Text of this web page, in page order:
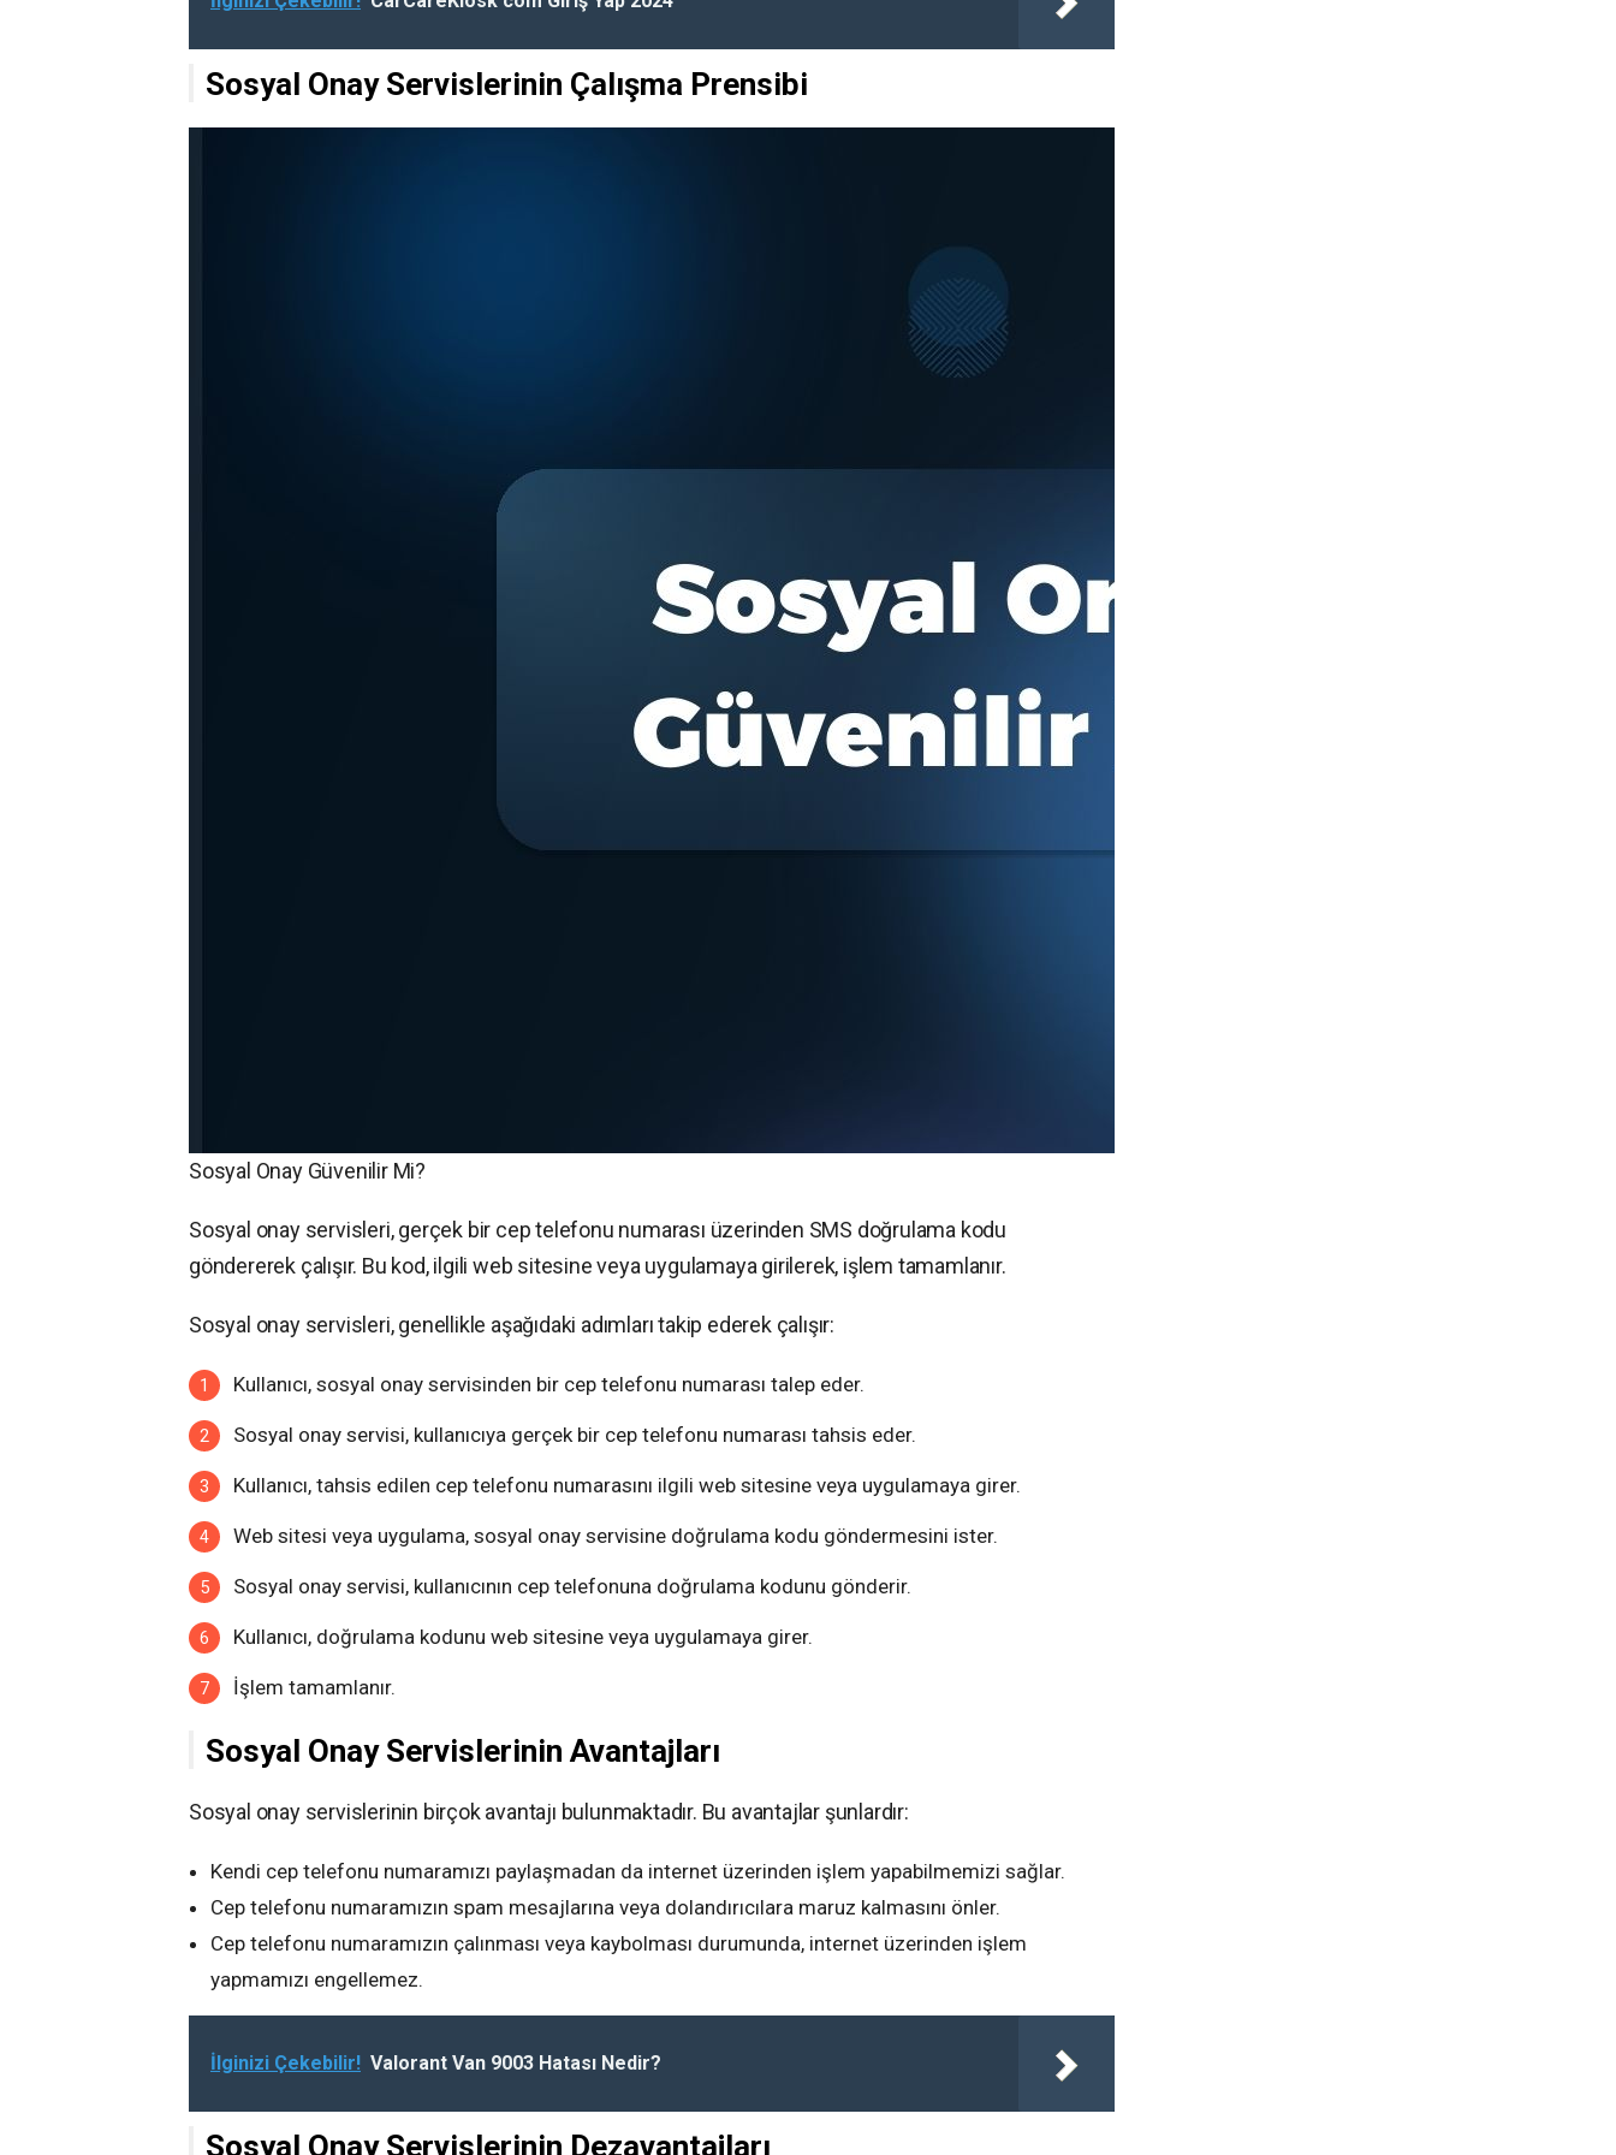
Sosyal Onay Servislerinin Çalışma Prensibi
Sosyal Onay Güvenilir Mi?
Sosyal onay servisleri, gerçek bir cep telefonu numarası üzerinden SMS doğrulama kodu
göndererek çalışır. Bu kod, ilgili web sitesine veya uygulamaya girilerek, işlem tamamlanır.
Sosyal onay servisleri, genellikle aşağıdaki adımları takip ederek çalışır:
Kullanıcı, sosyal onay servisinden bir cep telefonu numarası talep eder.
Sosyal onay servisi, kullanıcıya gerçek bir cep telefonu numarası tahsis eder.
Kullanıcı, tahsis edilen cep telefonu numarasını ilgili web sitesine veya uygulamaya girer.
Web sitesi veya uygulama, sosyal onay servisine doğrulama kodu göndermesini ister.
Sosyal onay servisi, kullanıcının cep telefonuna doğrulama kodunu gönderir.
Kullanıcı, doğrulama kodunu web sitesine veya uygulamaya girer.
İşlem tamamlanır.
Sosyal Onay Servislerinin Avantajları
Sosyal onay servislerinin birçok avantajı bulunmaktadır. Bu avantajlar şunlardır:
Kendi cep telefonu numaramızı paylaşmadan da internet üzerinden işlem yapabilmemizi sağlar.
Cep telefonu numaramızın spam mesajlarına veya dolandırıcılara maruz kalmasını önler.
Cep telefonu numaramızın çalınması veya kaybolması durumunda, internet üzerinden işlem
yapmamızı engellemez.
İlginizi Çekebilir! Valorant Van 9003 Hatası Nedir?
Sosyal Onay Servislerinin Dezavantajları